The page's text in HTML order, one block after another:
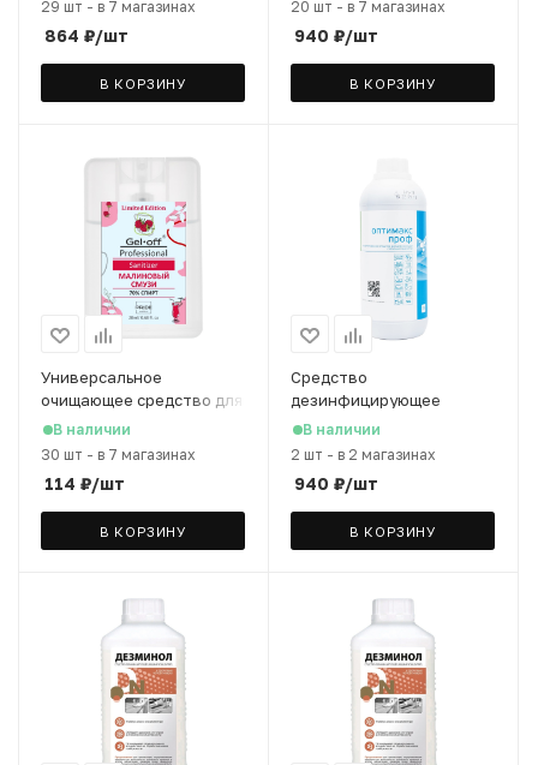
29 шт - в 7 магазинах
864 ₽/шт
В КОРЗИНУ
20 шт - в 7 магазинах
940 ₽/шт
В КОРЗИНУ
Универсальное
очищающее средство для
рук и ногтей Gel-Off
Professional малиновый
В наличии
30 шт - в 7 магазинах
114 ₽/шт
В КОРЗИНУ
Средство
дезинфицирующее
Оптимакс с моющим
эффектом, 1000 мл
В наличии
2 шт - в 2 магазинах
940 ₽/шт
В КОРЗИНУ